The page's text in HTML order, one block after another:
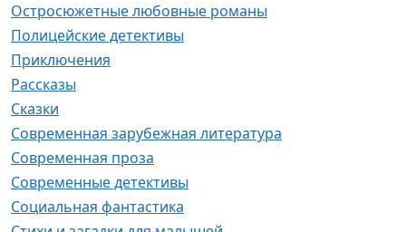
Остросюжетные любовные романы
Полицейские детективы
Приключения
Рассказы
Сказки
Современная зарубежная литература
Современная проза
Современные детективы
Социальная фантастика